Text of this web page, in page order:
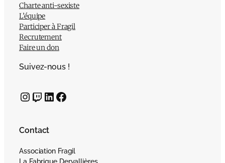
Charte anti-sexiste
L’équipe
Participer à Fragil
Recrutement
Faire un don
Suivez-nous !
InstagramTwitch LinkedIn Facebook
Contact
Association Fragil
La Fabrique Dervallières